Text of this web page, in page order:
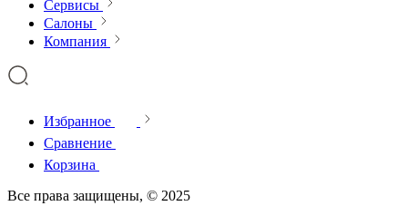
Сервисы
Салоны
Компания
Избранное
Сравнение
Корзина
Все права защищены, © 2025